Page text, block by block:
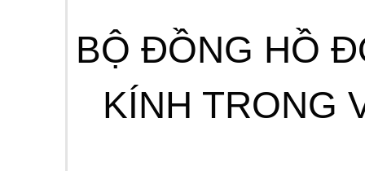
BỘ ĐỒNG HỒ
KÍNH TRONG